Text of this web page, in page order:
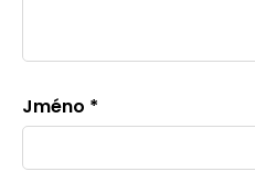
Jméno *